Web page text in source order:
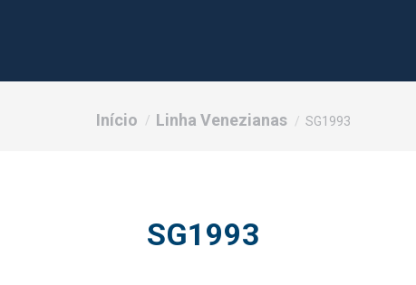
Você está aqui:
Início Linha Venezianas SG1993
SG1993